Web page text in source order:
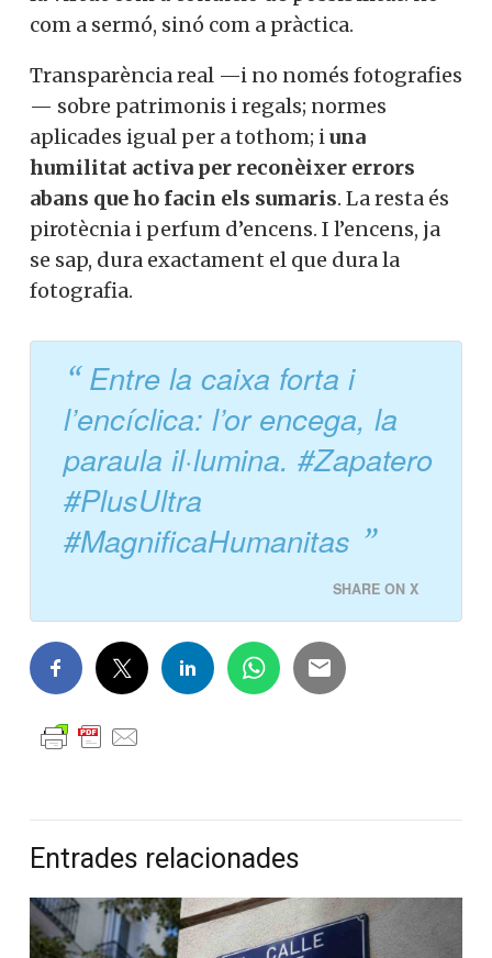
com a sermó, sinó com a pràctica.
Transparència real —i no només fotografies
— sobre patrimonis i regals; normes
aplicades igual per a tothom; i una
humilitat activa per reconèixer errors
abans que ho facin els sumaris. La resta és
pirotècnia i perfum d’encens. I l’encens, ja
se sap, dura exactament el que dura la
fotografia.
Entre la caixa forta i
l’encíclica: l’or encega, la
paraula il·lumina. #Zapatero
#PlusUltra
#MagnificaHumanitas
SHARE ON X
Entrades relacionades